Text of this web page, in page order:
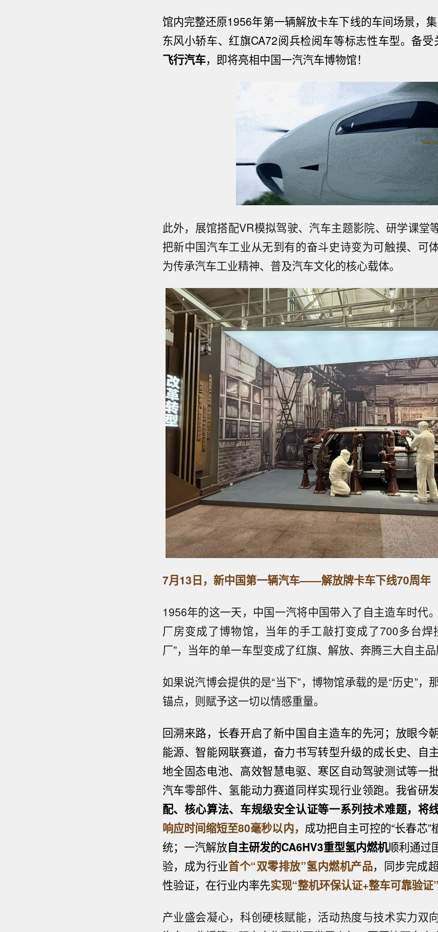
馆内完整还原1956年第一辆解放卡车下线的车间场景，集
东风小轿车、红旗CA72阅兵检阅车等标志性车型。备受
飞行汽车，即将亮相中国一汽汽车博物馆！
此外，展馆搭配VR模拟驾驶、汽车主题影院、研学课堂
把新中国汽车工业从无到有的奋斗史诗变为可触摸、可
为传承汽车工业精神、普及汽车文化的核心载体。
7月13日， 新中国第一辆汽车——解放牌卡车下线70周年
1956年的这一天，中国一汽将中国带入了自主造车时代
厂房变成了博物馆，当年的手工敲打变成了700多台焊
厂”，当年的单一车型变成了红旗、解放、奔腾三大自主品
如果说汽博会提供的是“当下”，博物馆承载的是“历史”，
锚点，则赋予这一切以情感重量。
回溯来路，长春开启了新中国自主造车的先河；放眼今
能源、智能网联赛道，奋力书写转型升级的成长史、自
地全固态电池、高效智慧电驱、寒区自动驾驶测试等一
汽车零部件、 氢能动力赛道同样实现行业领跑。我省研
配、核心算法、车规级安全认证等一系列技术难题， 将
响应时间缩短至80毫秒以内， 成功把自主可控的“长春芯
统；一汽解放自主研发的CA6HV3重型氢内燃机顺利通过
验，成为行业首个“双零排放”氢内燃机产品，同步完成
性验证，在行业内率先实现“整机环保认证+整车可靠验证
产业盛会凝心，科创硬核赋能，活动热度与技术实力双